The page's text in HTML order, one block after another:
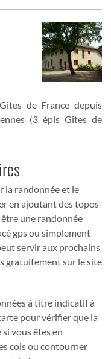
de France depuis
(3 épis Gîtes de
la randonnée et le
en ajoutant des topos
une randonnée
gps ou simplement
servir aux prochains
gratuitement sur le site
à titre indicatif à
pour vérifier que la
vous êtes en
cols ou contourner